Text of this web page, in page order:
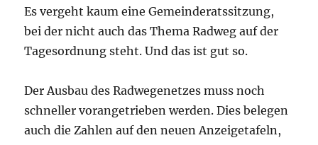
Es vergeht kaum eine Gemeinderatssitzung,
bei der nicht auch das Thema Radweg auf der
Tagesordnung steht. Und das ist gut so.
Der Ausbau des Radwegenetzes muss noch
schneller vorangetrieben werden. Dies belegen
auch die Zahlen auf den neuen Anzeigetafeln,